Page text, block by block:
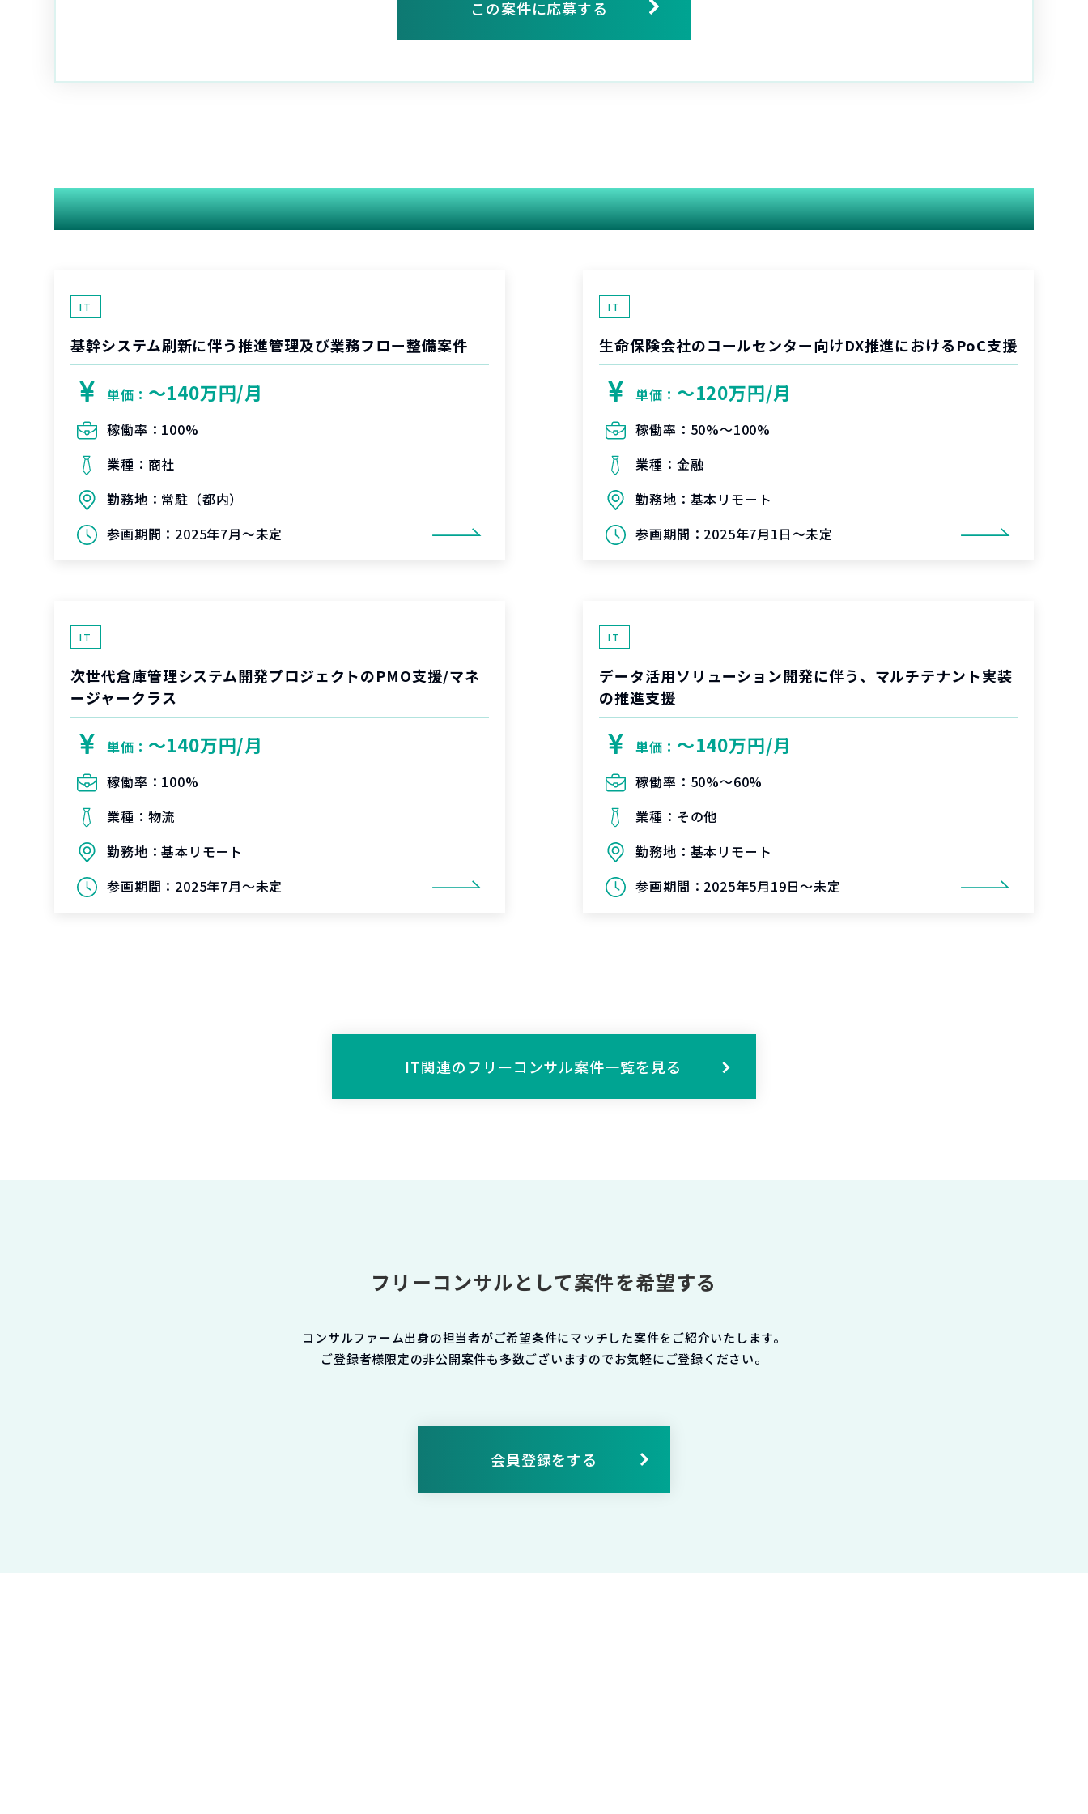
この案件に応募する
関連する案件
IT
基幹システム刷新に伴う推進管理及び業務フロー整備案件
単価： 〜140万円/月
稼働率： 100%
業種： 商社
勤務地： 常駐（都内）
参画期間： 2025年7月～未定
IT
生命保険会社のコールセンター向けDX推進におけるPoC支援
単価： 〜120万円/月
稼働率： 50%〜100%
業種： 金融
勤務地： 基本リモート
参画期間： 2025年7月1日～未定
IT
次世代倉庫管理システム開発プロジェクトのPMO支援/マネ
ージャークラス
単価： 〜140万円/月
稼働率： 100%
業種： 物流
勤務地：基本リモート
参画期間： 2025年7月～未定
IT
データ活用ソリューション開発に伴う、マルチテナント実装
の推進支援
単価： 〜140万円/月
稼働率： 50%〜60%
業種： その他
勤務地： 基本リモート
参画期間： 2025年5月19日～未定
IT関連のフリーコンサル案件一覧を見る
フリーコンサルとして案件を希望する
コンサルファーム出身の担当者がご希望条件にマッチした案件をご紹介いたします。
ご登録者様限定の非公開案件も多数ございますのでお気軽にご登録ください。
会員登録をする